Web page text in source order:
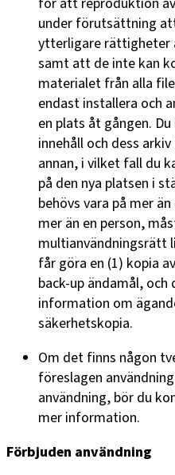
under förutsättning
ytterligare rättigheter
samt att de inte kan
materialet från alla
endast installera och
en plats åt gången.
innehåll och dess
annan, i vilket fall du
på den nya platsen i
behövs vara på mer
mer än en person,
multianvändningsrätt
får göra en (1) kopia
back-up ändamål,
information om
säkerhetskopia.
Om det finns någon
föreslagen
användning, bör du
mer information.
Förbjuden användning